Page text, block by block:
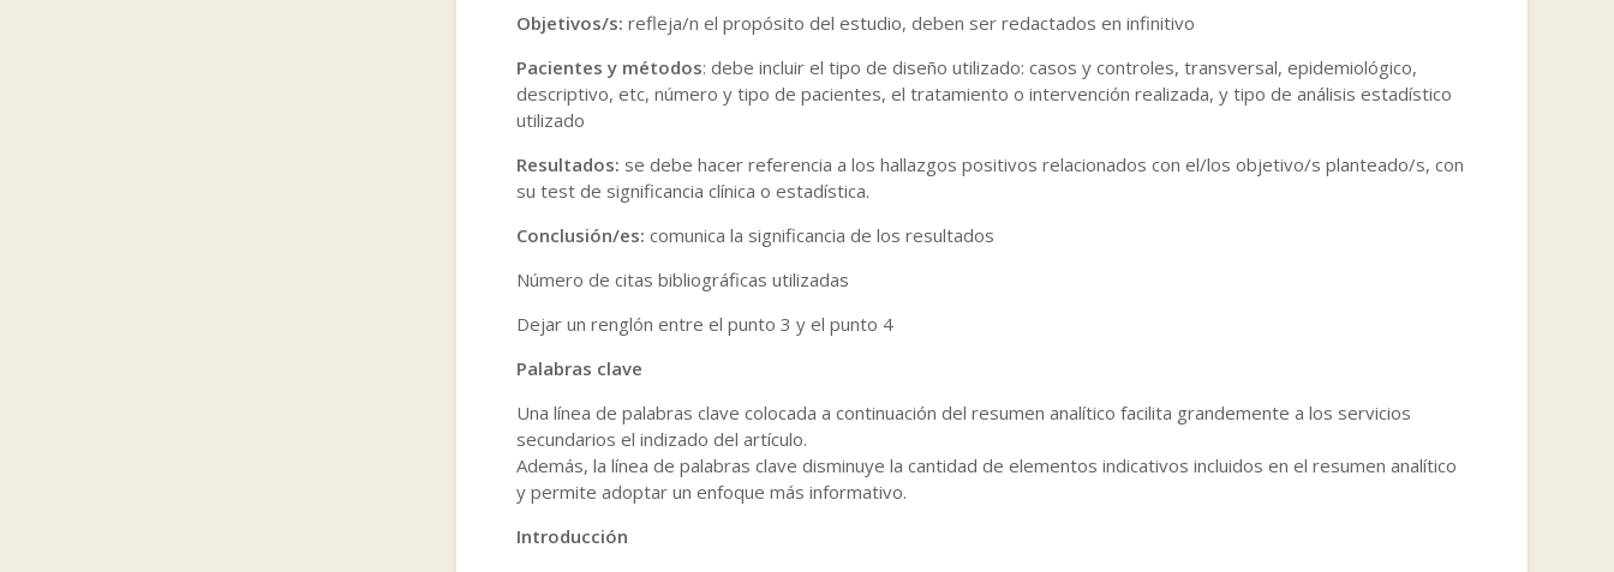
Objetivos/s: refleja/n el propósito del estudio, deben ser redactados en infinitivo
Pacientes y métodos: debe incluir el tipo de diseño utilizado: casos y controles, transversal, epidemiológico,
descriptivo, etc, número y tipo de pacientes, el tratamiento o intervención realizada, y tipo de análisis estadístico
utilizado
Resultados: se debe hacer referencia a los hallazgos positivos relacionados con el/los objetivo/s planteado/s, con
su test de significancia clínica o estadística.
Conclusión/es: comunica la significancia de los resultados
Número de citas bibliográficas utilizadas
Dejar un renglón entre el punto 3 y el punto 4
Palabras clave
Una línea de palabras clave colocada a continuación del resumen analítico facilita grandemente a los servicios
secundarios el indizado del artículo.
Además, la línea de palabras clave disminuye la cantidad de elementos indicativos incluidos en el resumen analítico
y permite adoptar un enfoque más informativo.
Introducción